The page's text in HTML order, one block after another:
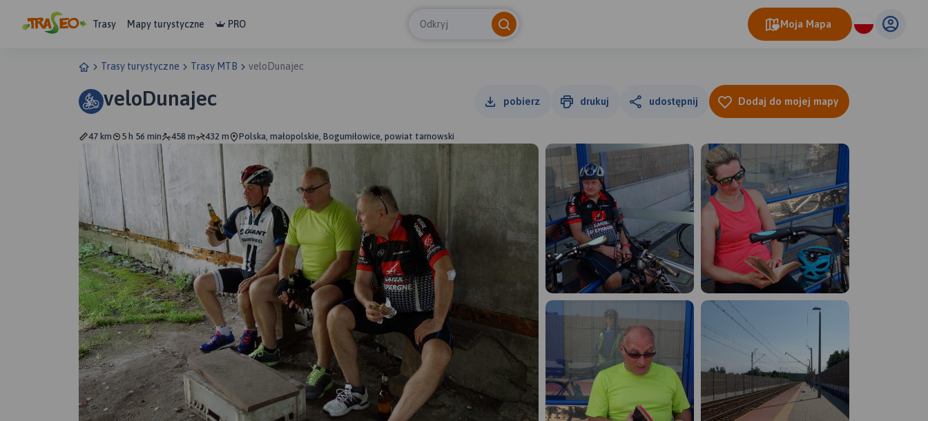
Trasy Mapy turystyczne PRO Odkryj Moja Mapa
Trasy turystyczne Trasy MTB veloDunajec
veloDunajec pobierz drukuj udostępnij Dodaj do mojej mapy
47 km 5 h 56 min 458 m 432 m Polska, małopolskie, Bogumiłowice, powiat tarnowski